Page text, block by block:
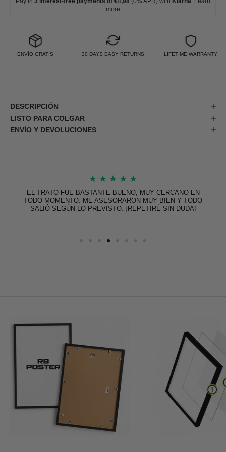
more
ENVÍO GRATIS 30 DAYS EASY RETURNS LIFETIME WARRANTY
DESCRIPCIÓN
LISTO PARA COLGAR
ENVÍO Y DEVOLUCIONES
★ ★ ★ ★ ★
EL TRATO FUE BASTANTE BUENO, MUY CERCANO EN
TODO MOMENTO. ME ASESORARON MUY BIEN Y TODO
SALIÓ SEGÚN LO PREVISTO. ¡REPETIRÉ SIN DUDA!